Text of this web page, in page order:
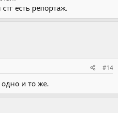
есть репортаж.
#14
и то же.